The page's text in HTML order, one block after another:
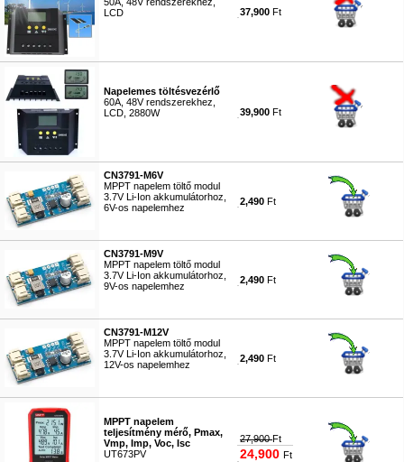
LCD
37,900 Ft
Napelemes töltésvezérlő
60A, 48V rendszerekhez,
LCD, 2880W
39,900 Ft
CN3791-M6V
MPPT napelem töltő modul
3.7V Li-Ion akkumulátorhoz,
6V-os napelemhez
2,490 Ft
CN3791-M9V
MPPT napelem töltő modul
3.7V Li-Ion akkumulátorhoz,
9V-os napelemhez
2,490 Ft
CN3791-M12V
MPPT napelem töltő modul
3.7V Li-Ion akkumulátorhoz,
12V-os napelemhez
2,490 Ft
MPPT napelem
teljesítmény mérő, Pmax,
Vmp, Imp, Voc, Isc
UT673PV
27,900Ft
24,900 Ft